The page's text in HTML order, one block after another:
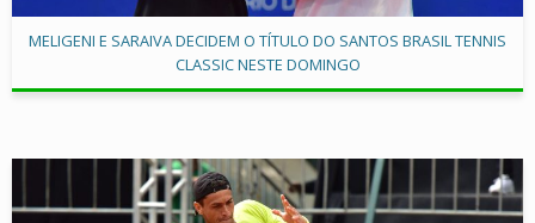
MELIGENI E SARAIVA DECIDEM O TÍTULO DO SANTOS BRASIL TENNIS
CLASSIC NESTE DOMINGO